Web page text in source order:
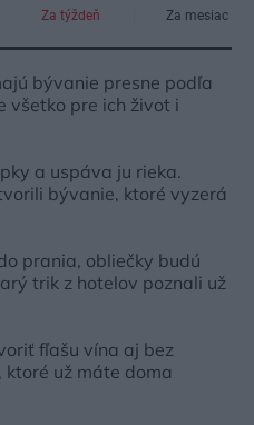
Za týždeň Za mesiac
bývanie presne podľa
všetko pre ich život i
a uspáva ju rieka.
bývanie, ktoré vyzerá
prania, obliečky budú
trik z hotelov poznali už
fľašu vína aj bez
už máte doma